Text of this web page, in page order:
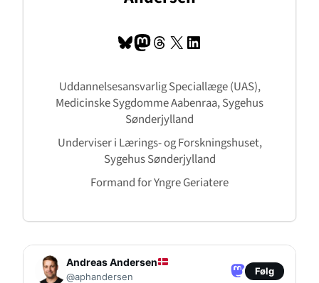
Bluesky Mastodon Tråde X LinkedIn
Uddannelsesansvarlig Speciallæge (UAS),
Medicinske Sygdomme Aabenraa, Sygehus
Sønderjylland
Underviser i Lærings- og Forskningshuset,
Sygehus Sønderjylland
Formand for Yngre Geriatere
Andreas Andersen
@aphandersen
Følg